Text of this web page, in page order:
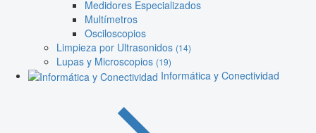
Medidores Especializados
Multímetros
Osciloscopios
Limpieza por Ultrasonidos (14)
Lupas y Microscopios (19)
Informática y Conectividad